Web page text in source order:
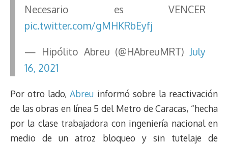
Necesario es VENCER
pic.twitter.com/gMHKRbEyfj
— Hipólito Abreu (@HAbreuMRT) July
16, 2021
Por otro lado,Abreu informó sobre la reactivación
de las obras en línea 5 del Metro de Caracas, “hecha
por la clase trabajadora con ingeniería nacional en
medio de un atroz bloqueo y sin tutelaje de